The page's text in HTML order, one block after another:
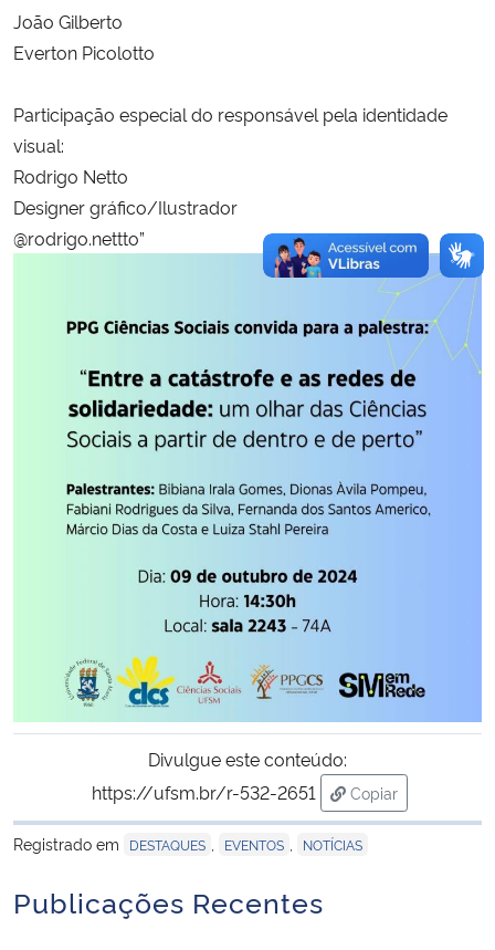
João Gilberto
Everton Picolotto
Participação especial do responsável pela identidade
visual:
Rodrigo Netto
Designer gráfico/Ilustrador
@rodrigo.nettto”
Divulgue este conteúdo:
https://ufsm.br/r-532-2651
Copiar
para área de
Registrado em
DESTAQUES EVENTOS NOTÍCIAS
Publicações Recentes